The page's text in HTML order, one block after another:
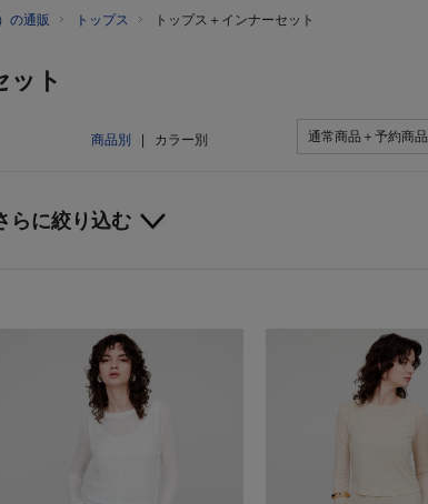
の通販 トップス トップス＋インナーセット
ット
商品別 カラー別 通常商品＋予約商品
らに絞り込む